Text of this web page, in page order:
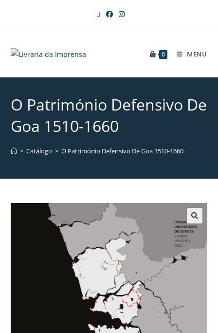
0 MENU
O Património Defensivo De
Goa 1510-1660
> Catálogo > O Património Defensivo De Goa 1510-1660